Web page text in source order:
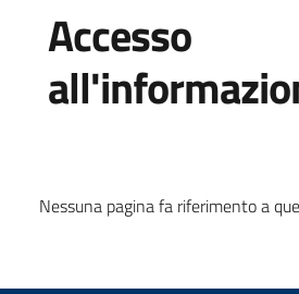
Accesso
Nessuna pagina fa riferimento a